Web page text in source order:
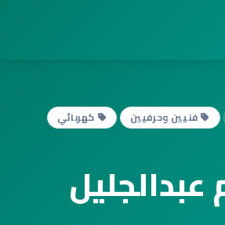
فنيين وحرفيين كهربائي
عبدالجليل